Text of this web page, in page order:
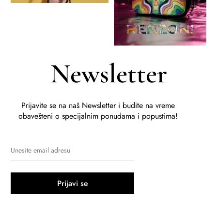
Newsletter
Prijavite se na naš Newsletter i budite na vreme
obavešteni o specijalnim ponudama i popustima!
Prijavi se